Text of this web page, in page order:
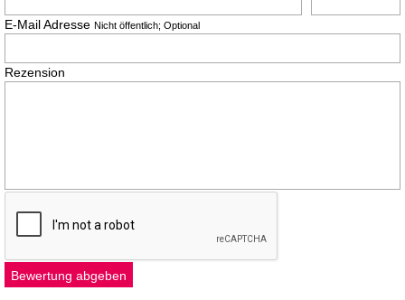
E-Mail Adresse Nicht öffentlich; Optional
Rezension